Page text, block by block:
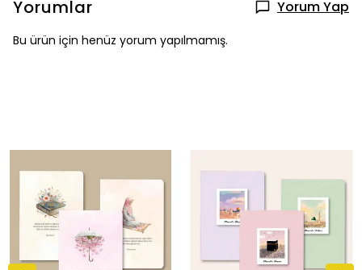
Yorumlar Yorum Yap
Bu ürün için henüz yorum yapılmamış.